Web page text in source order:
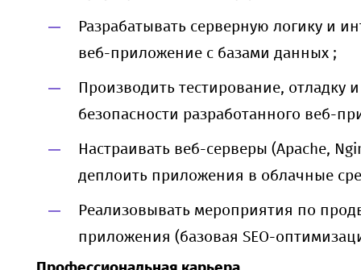
Разрабатывать серверную логику и
веб-приложение с базами данных ;
Производить тестирование, отладку
безопасности разработанного веб-
Настраивать веб-серверы (Apache,
деплоить приложения в облачные
Реализовывать мероприятия по
приложения (базовая SEO-